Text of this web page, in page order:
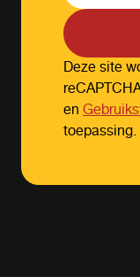
Deze site
en
toepassing.